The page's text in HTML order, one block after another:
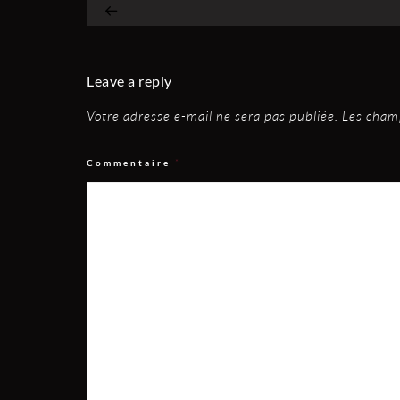
Leave a reply
Votre adresse e-mail ne sera pas publiée. Les
Commentaire *